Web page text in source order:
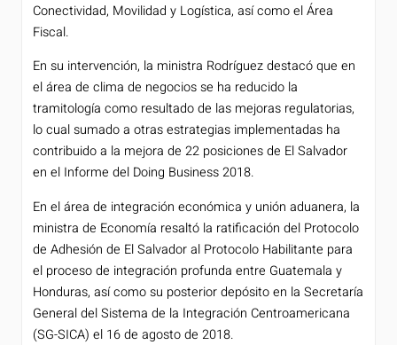
Conectividad, Movilidad y Logística, así como el Área
Fiscal.
En su intervención, la ministra Rodríguez destacó que en
el área de clima de negocios se ha reducido la
tramitología como resultado de las mejoras regulatorias,
lo cual sumado a otras estrategias implementadas ha
contribuido a la mejora de 22 posiciones de El Salvador
en el Informe del Doing Business 2018.
En el área de integración económica y unión aduanera, la
ministra de Economía resaltó la ratificación del Protocolo
de Adhesión de El Salvador al Protocolo Habilitante para
el proceso de integración profunda entre Guatemala y
Honduras, así como su posterior depósito en la Secretaría
General del Sistema de la Integración Centroamericana
(SG-SICA) el 16 de agosto de 2018.